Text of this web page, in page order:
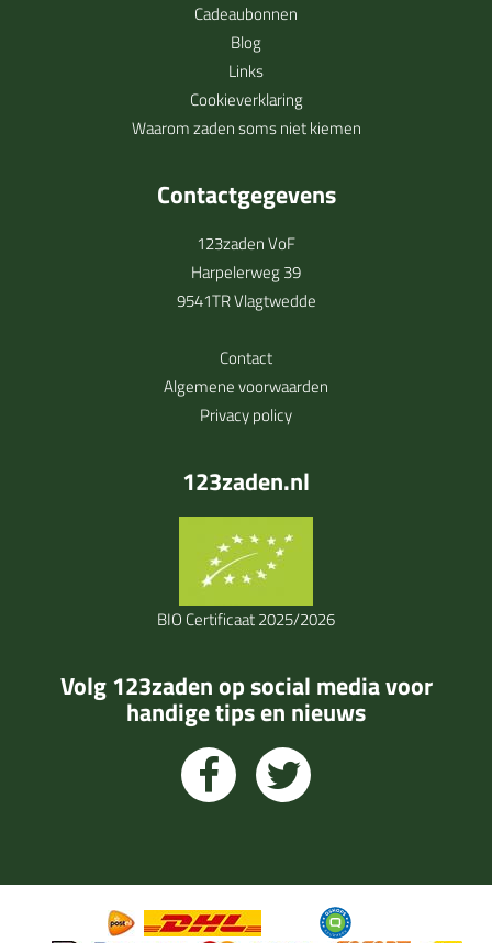
Cadeaubonnen
Blog
Links
Cookieverklaring
Waarom zaden soms niet kiemen
Contactgegevens
123zaden VoF
Harpelerweg 39
9541TR Vlagtwedde
Contact
Algemene voorwaarden
Privacy policy
123zaden.nl
BIO Certificaat 2025/2026
Volg 123zaden op social media voor
handige tips en nieuws